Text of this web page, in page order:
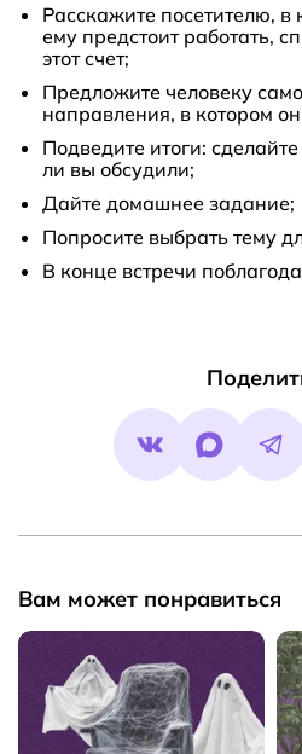
Расскажите посетителю,
ему предстоит работать,
этот счет;
Предложите человеку
направления, в котором
Подведите итоги:
ли вы обсудили;
Дайте домашнее задание;
Попросите выбрать тему
В конце встречи
Вам может понравиться